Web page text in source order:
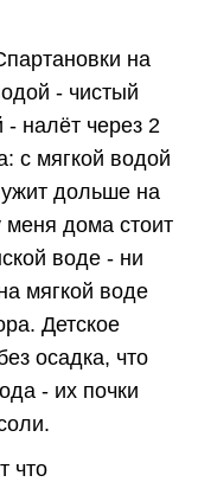
на
- чистый
налёт через 2
с мягкой водой
дольше на
дома стоит
воде - ни
мягкой воде
Детское
осадка, что
- их почки
что